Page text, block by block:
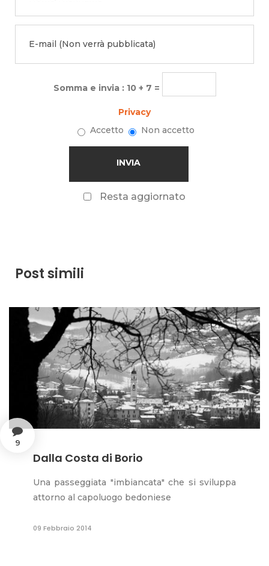
Somma e invia : 10 + 7 =
Privacy
Accetto
Non accetto
Resta aggiornato
Post simili
9
Dalla Costa di Borio
Una passeggiata "imbiancata" che si sviluppa
attorno al capoluogo bedoniese
09 Febbraio 2014